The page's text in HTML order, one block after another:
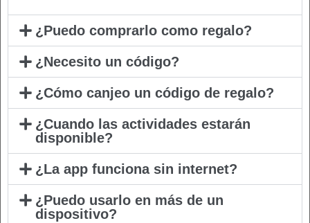
¿Puedo comprarlo como regalo?
¿Necesito un código?
¿Cómo canjeo un código de regalo?
¿Cuando las actividades estarán
disponible?
¿La app funciona sin internet?
¿Puedo usarlo en más de un
dispositivo?